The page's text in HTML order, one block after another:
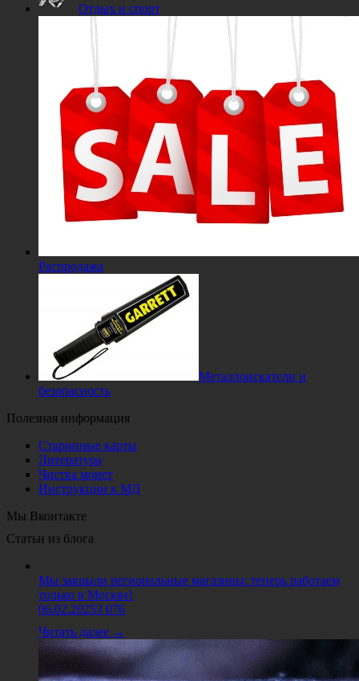
Отдых и спорт
Распродажа
Металлоискатели и
безопасность
Полезная информация
Старинные карты
Литература
Чистка монет
Инструкции к МД
Мы Вконтакте
Статьи из блога
Мы закрыли региональные магазины: теперь работаем
только в Москве!
06.02.20253 076
Читать далее →